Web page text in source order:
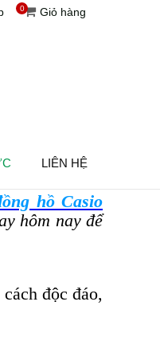
Giỏ hàng
0
LIÊN HỆ
hồ Casio
hôm nay để
độc đáo,